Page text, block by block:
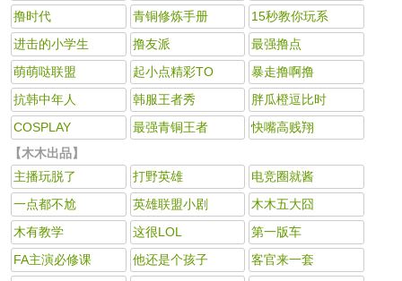
撸时代
青铜修炼手册
15秒教你玩系
进击的小学生
撸友派
最强撸点
萌萌哒联盟
起小点精彩TO
暴走撸啊撸
抗韩中年人
韩服王者秀
胖瓜橙逗比时
COSPLAY
最强青铜王者
快嘴高贱翔
【木木出品】
主播玩脱了
打野英雄
电竞圈就酱
一点都不尬
英雄联盟小剧
木木五大囧
木有教学
这很LOL
第一版车
FA主演必修课
他还是个孩子
客官来一套